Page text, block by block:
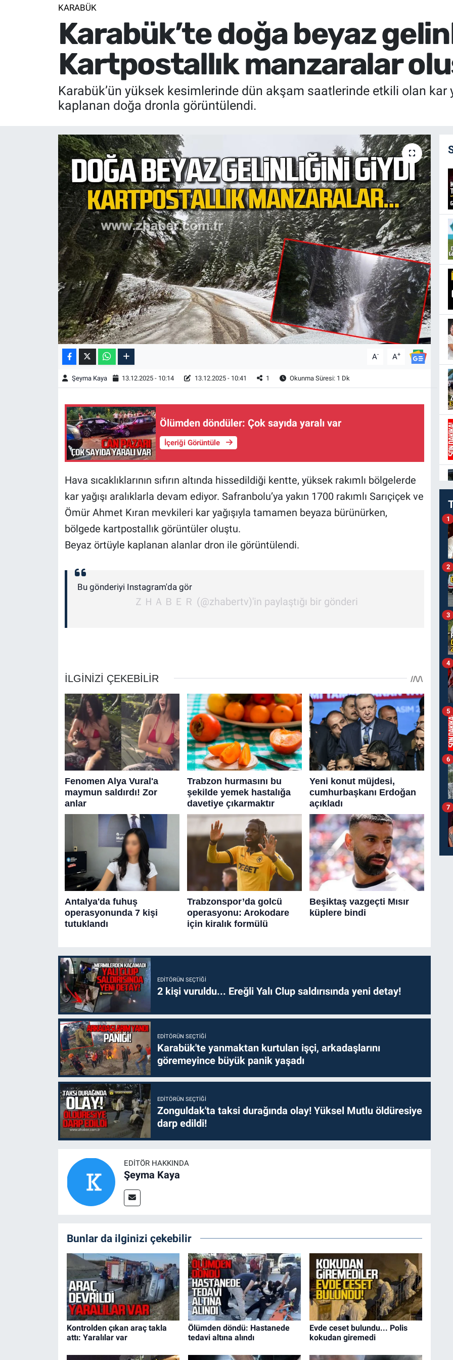
KARABÜK
Karabük’te doğa beyaz
Kartpostallık manzaralar
Karabük’ün yüksek kesimlerinde dün akşam saatlerinde etkili olan kar
kaplanan doğa dronla görüntülendi.
A- A+
Şeyma Kaya 13.12.2025 - 10:14 13.12.2025 - 10:41 1 Okunma Süresi: 1 Dk
Ölümden döndüler: Çok sayıda yaralı var
İçeriği Görüntüle
Hava sıcaklıklarının sıfırın altında hissedildiği kentte, yüksek rakımlı bölgelerde
kar yağışı aralıklarla devam ediyor. Safranbolu’ya yakın 1700 rakımlı Sarıçiçek ve
Ömür Ahmet Kıran mevkileri kar yağışıyla tamamen beyaza bürünürken,
bölgede kartpostallık görüntüler oluştu.
Beyaz örtüyle kaplanan alanlar dron ile görüntülendi.
Bu gönderiyi Instagram'da gör
ＺＨＡＢＥＲ (@zhabertv)'in paylaştığı bir gönderi
EDITÖRÜN SEÇTIĞI
2 kişi vuruldu... Ereğli Yalı Clup saldırısında yeni detay!
EDITÖRÜN SEÇTIĞI
Karabük'te yanmaktan kurtulan işçi, arkadaşlarını
göremeyince büyük panik yaşadı
EDITÖRÜN SEÇTIĞI
Zonguldak'ta taksi durağında olay! Yüksel Mutlu öldüresiye
darp edildi!
EDITÖR HAKKINDA
Şeyma Kaya
Bunlar da ilginizi çekebilir
Kontrolden çıkan araç takla
attı: Yaralılar var
Ölümden döndü: Hastanede
tedavi altına alındı
Evde ceset bulundu... Polis
kokudan giremedi
1
2
3
4
5
6
7